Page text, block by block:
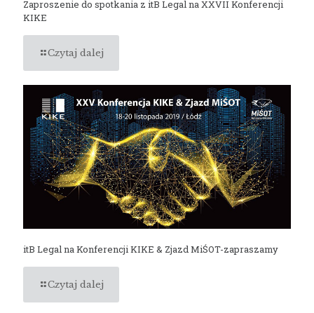
Zaproszenie do spotkania z itB Legal na XXVII Konferencji
KIKE
Czytaj dalej
itB Legal na Konferencji KIKE & Zjazd MiŚOT-zapraszamy
Czytaj dalej